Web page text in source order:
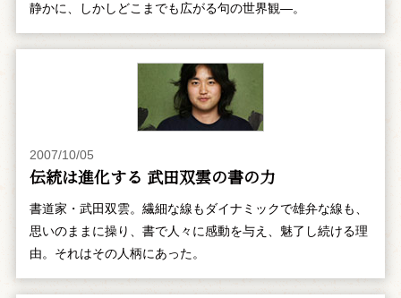
静かに、しかしどこまでも広がる句の世界観―。
2007/10/05
伝統は進化する 武田双雲の書の力
書道家・武田双雲。繊細な線もダイナミックで雄弁な線も、
思いのままに操り、書で人々に感動を与え、魅了し続ける理
由。それはその人柄にあった。